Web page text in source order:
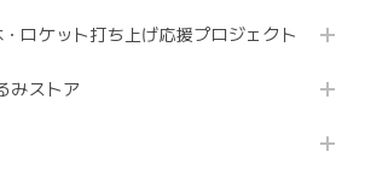
ロケット打ち上げ応援プロジェクト
みストア